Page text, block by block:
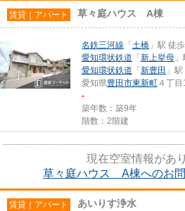
賃貸｜アパート 草々庭ハウス A棟
名鉄三河線 「 土橋 」駅 徒
愛知環状鉄道 「 新上挙母
愛知環状鉄道 「 新豊田 」
愛知県豊田市東新町 ４丁
-
築年数：築9年
階数：2階建
現在空室情報があ
草々庭ハウス A棟へのお
賃貸｜アパート あいりす浄水